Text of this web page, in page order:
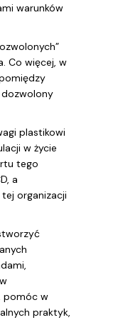
warunków
Co więcej, w
dozwolony
plastikowi
w życie
tego
a
organizacji
pomóc w
praktyk,